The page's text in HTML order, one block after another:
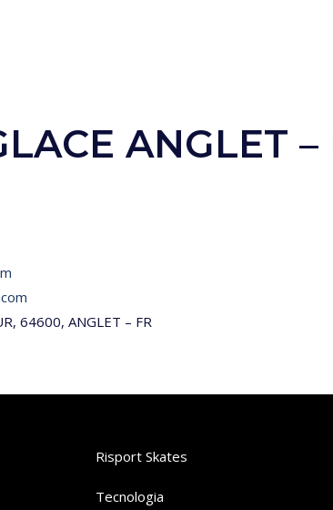
ANGLET –
64600, ANGLET – FR
Risport Skates
Tecnologia